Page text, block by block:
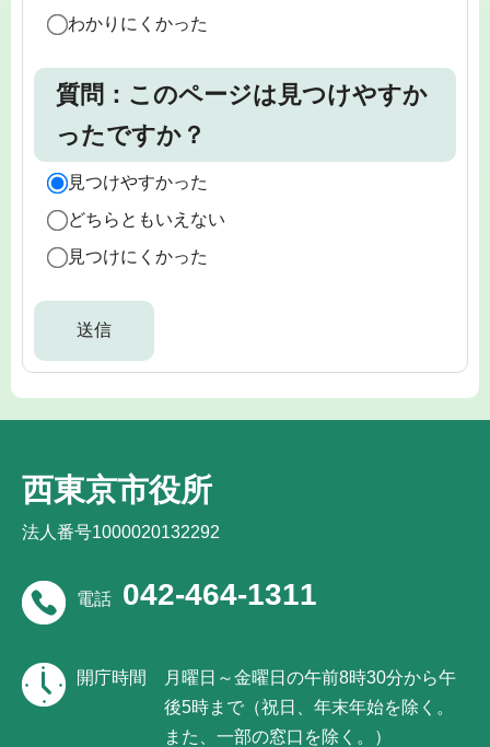
わかりにくかった
質問：このページは見つけやすか
ったですか？
見つけやすかった
どちらともいえない
見つけにくかった
西東京市役所
法人番号1000020132292
電話 042-464-1311
開庁時間
月曜日～金曜日の午前8時30分から午
後5時まで（祝日、年末年始を除く。
また、一部の窓口を除く。）